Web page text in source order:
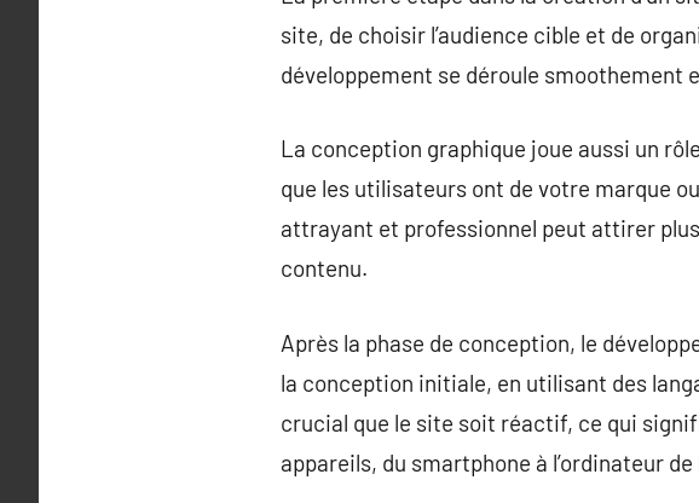
site, de choisir l’audience cible et de
développement se déroule
La conception graphique joue aussi un
que les utilisateurs ont de votre marque
attrayant et professionnel peut attirer
contenu.
Après la phase de conception, le
la conception initiale, en utilisant des
crucial que le site soit réactif, ce qui
appareils, du smartphone à l’ordinateur de